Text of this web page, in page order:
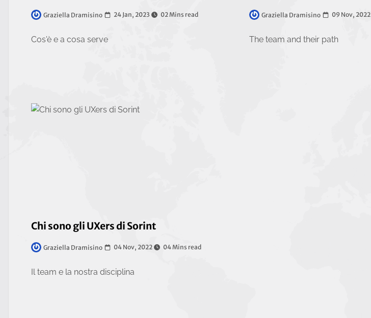
Graziella Dramisino 24 Jan, 2023 02 Mins read
Cos'è e a cosa serve
Graziella Dramisino 09 Nov, 2022
The team and their path
Chi sono gli UXers di Sorint
Graziella Dramisino 04 Nov, 2022 04 Mins read
Il team e la nostra disciplina